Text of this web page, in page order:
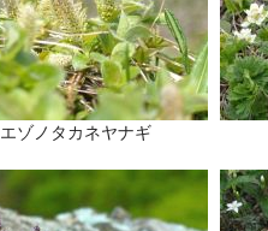
エゾノタカネヤナギ